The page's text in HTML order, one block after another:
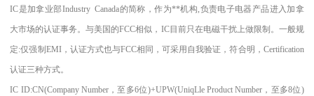
IC是加拿业部Industry Canada的简称，作为**机构,负责电子电器产品进入加拿
大市场的认证事务。与美国的FCC相似，IC目前只在电磁干扰上做限制。一般规
定:仅强制EMI，认证方式也与FCC相同，可采用自我验证，符合明，Certification
认证三种方式。
IC ID:CN(Company Number，至多6位)+UPW(UniqLle Product Number，至多8位)